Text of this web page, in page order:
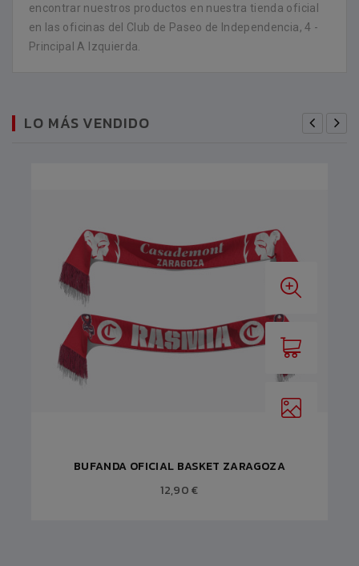
encontrar nuestros productos en nuestra tienda oficial
en las oficinas del Club de Paseo de Independencia, 4 -
Principal A Izquierda.
LO MÁS VENDIDO
BUFANDA OFICIAL BASKET ZARAGOZA
12,90 €